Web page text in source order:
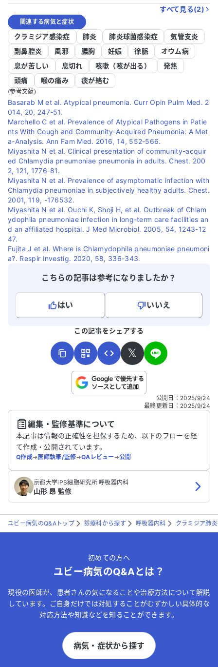
すべて見る(2)
関連する病気と症状
クラミジア感染症 肺炎 肺炎球菌感染症
気管支炎
副鼻腔炎
風邪 膿胸 妊娠 徐脈
オウム病
息が苦しい
息切れ 咳嗽（咳が出る）
発熱
頭痛
喉の痛み 痰が絡む
(参考文献)
Basarab M et al. Atypical pneumonia. Curr Opin Pulm Med. 2
014, 20, 247-51.
Marchello C et al. Prevalence of Atypical Pathogens in Patie
nts With Cough and Community-Acquired Pneumonia: A Met
a-Analysis. Ann Fam Med. 2016, 14, 552-566.
Miyashita N et al. Clinical presentation of community-acquir
ed Chlamydia pneumoniae pneumonia in adults. Chest. 200
2, 121, 1776-81.
Miyashita N et al. Prevalence of asymptomatic infection with
Chlamydia pneumoniae in subjectively healthy adults. Chest.
2001, 119, -176532.
Miyashita N et al. Ouchi K, Shoji H, et al. Outbreak of Chlam
ydophila pneumoniae infection in long-term care facilities an
d an affiliated hospital. J Med Microbiol. 2005, 54, 1243-12
47.
Fujita J et al. Where is Chlamydophila pneumoniae pneumoni
a?. Respir Investig. 2020, 58, 336-343.
こちらの記事は参考になりましたか？
はい
いいえ
こちらは送信専用のフォームです。氏名やご自身の病気の詳細な
送信する
この記事をシェアする
𝕏
公開日 ： 2025/9/24
最終更新日 ： 2025/9/24
編集・監修基準について
本記事は情報の正確性を担保するため、以下のフローを経
て作成・公開されています。
Q作成➔医師執筆/監修➔QAレビュー➔公開
京都大学iPS細胞研究所 呼吸器内科
山形 昂 監修
ユビー病気のQ&Aトップ 診療科から探す 呼吸器内科 クラミジア肺炎
初めての方へ
ユビー病気のQ&Aとは？
現役の医師が、患者さんの気になることや治療方法について解説
しています。ご自身だけでは対処することがむずかしい具体的な
対応方法や知識などを知ることができます。
病気・症状から探す